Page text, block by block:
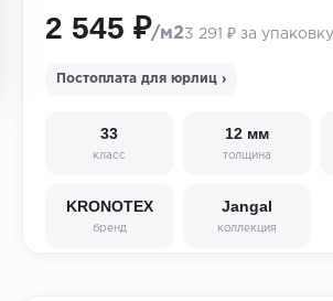
2 545 ₽/м23 291 ₽ за упаковку
Постоплата для юрлиц ›
33
класс
12 мм
толщина
KRONOTEX
бренд
Jangal
коллекция